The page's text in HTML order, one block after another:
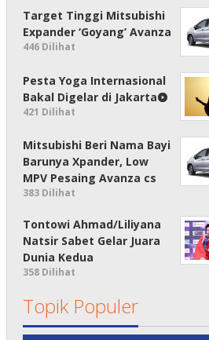
Target Tinggi Mitsubishi
Expander ‘Goyang’ Avanza
446 Dilihat
Pesta Yoga Internasional
Bakal Digelar di Jakarta
421 Dilihat
Mitsubishi Beri Nama Bayi
Barunya Xpander, Low
MPV Pesaing Avanza cs
383 Dilihat
Tontowi Ahmad/Liliyana
Natsir Sabet Gelar Juara
Dunia Kedua
358 Dilihat
Topik Populer